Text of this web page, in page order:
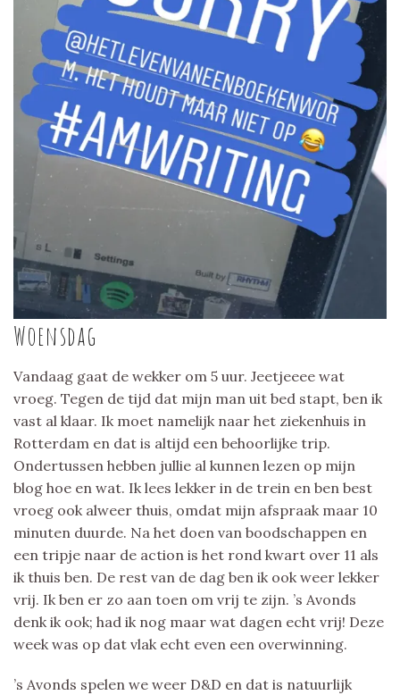
Woensdag
Vandaag gaat de wekker om 5 uur. Jeetjeeee wat
vroeg. Tegen de tijd dat mijn man uit bed stapt, ben ik
vast al klaar. Ik moet namelijk naar het ziekenhuis in
Rotterdam en dat is altijd een behoorlijke trip.
Ondertussen hebben jullie al kunnen lezen op mijn
blog hoe en wat. Ik lees lekker in de trein en ben best
vroeg ook alweer thuis, omdat mijn afspraak maar 10
minuten duurde. Na het doen van boodschappen en
een tripje naar de action is het rond kwart over 11 als
ik thuis ben. De rest van de dag ben ik ook weer lekker
vrij. Ik ben er zo aan toen om vrij te zijn. ’s Avonds
denk ik ook; had ik nog maar wat dagen echt vrij! Deze
week was op dat vlak echt even een overwinning.
’s Avonds spelen we weer D&D en dat is natuurlijk